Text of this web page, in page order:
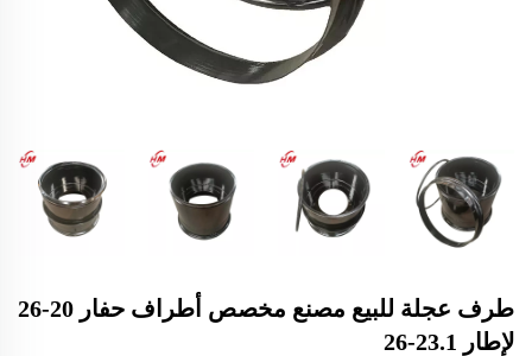
طرف عجلة للبيع مصنع مخصص أطراف حفار 20-26
لإطار 23.1-26